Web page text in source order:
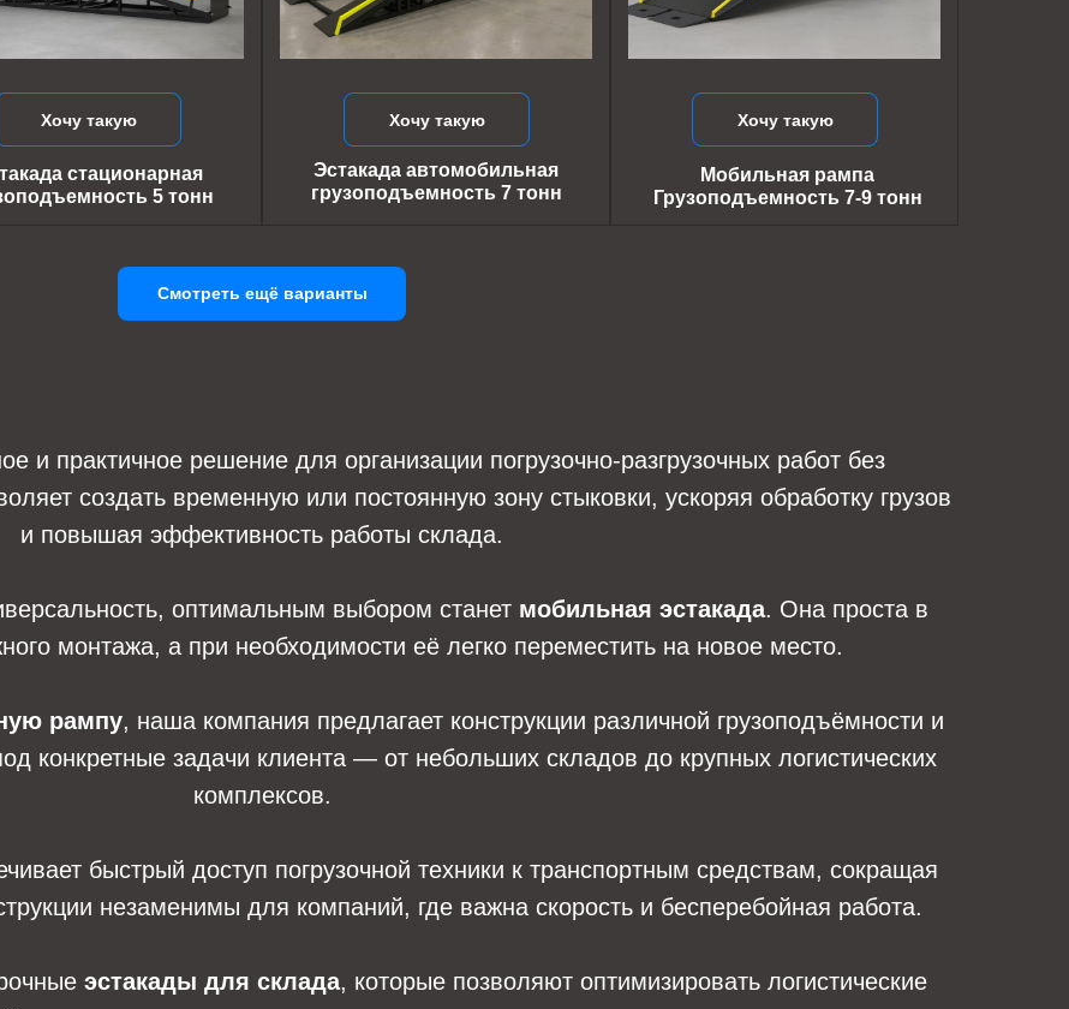
Хочу такую
Мобильная рампа
Грузоподъемность 7-9 тонн
Хочу такую
Эстакада автомобильная
грузоподъемность 7 тонн
Хочу такую
стационарная
5 тонн
Смотреть ещё варианты
и практичное решение для организации погрузочно-разгрузочных работ без
создать временную или постоянную зону стыковки, ускоряя обработку грузов
и повышая эффективность работы склада.
оптимальным выбором станет мобильная эстакада. Она проста в
монтажа, а при необходимости её легко переместить на новое место.
рампу, наша компания предлагает конструкции различной грузоподъёмности и
конкретные задачи клиента — от небольших складов до крупных логистических
комплексов.
быстрый доступ погрузочной техники к транспортным средствам, сокращая
незаменимы для компаний, где важна скорость и бесперебойная работа.
эстакады для склада, которые позволяют оптимизировать логистические